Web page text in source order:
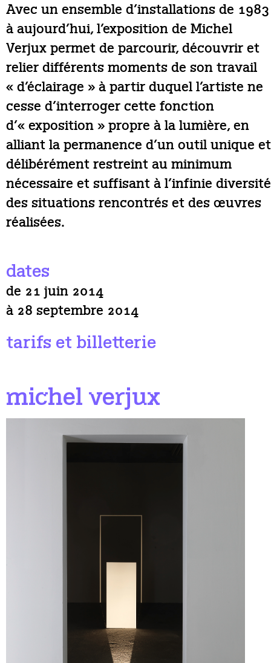
Avec un ensemble d’installations de 1983
à aujourd’hui, l’exposition de Michel
Verjux permet de parcourir, découvrir et
relier différents moments de son travail
« d’éclairage » à partir duquel l’artiste ne
cesse d’interroger cette fonction
d’« exposition » propre à la lumière, en
alliant la permanence d’un outil unique et
délibérément restreint au minimum
nécessaire et suffisant à l’infinie diversité
des situations rencontrés et des œuvres
réalisées.
dates
de 21 juin 2014
à 28 septembre 2014
tarifs et billetterie
michel verjux